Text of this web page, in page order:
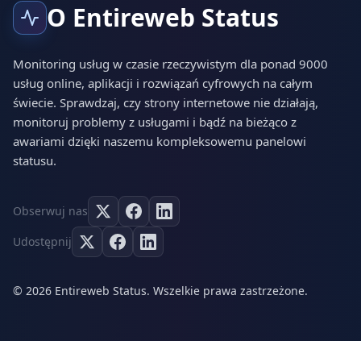
O Entireweb Status
Monitoring usług w czasie rzeczywistym dla ponad 9000
usług online, aplikacji i rozwiązań cyfrowych na całym
świecie. Sprawdzaj, czy strony internetowe nie działają,
monitoruj problemy z usługami i bądź na bieżąco z
awariami dzięki naszemu kompleksowemu panelowi
statusu.
Obserwuj nas
Udostępnij
© 2026 Entireweb Status. Wszelkie prawa zastrzeżone.